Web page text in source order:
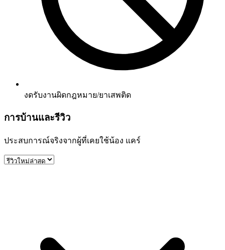
งดรับงานผิดกฎหมาย/ยาเสพติด
การบ้านและรีวิว
ประสบการณ์จริงจากผู้ที่เคยใช้น้อง แคร์